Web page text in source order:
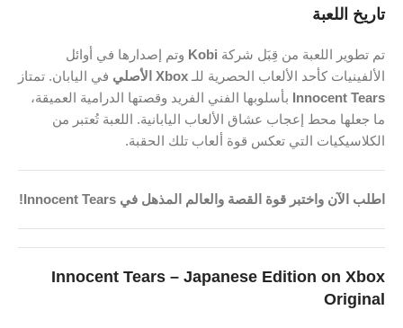
تاريخ اللعبة
تم تطوير اللعبة من قِبَل شركة Kobi وتم إصدارها في أوائل
الألفينيات كأحد الألعاب الحصرية للـ Xbox الأصلي
في اليابان. تمتاز
Innocent Tears بأسلوبها الفني الفريد وقصتها الدرامية العميقة،
ما جعلها محط إعجاب عشاق الألعاب اليابانية. اللعبة تُعتبر من
الكلاسيكيات التي تعكس قوة ألعاب تلك الحقبة.
اطلب الآن واختبر قوة القصة والعالم المذهل في Innocent Tears!
Innocent Tears – Japanese Edition on Xbox
Original